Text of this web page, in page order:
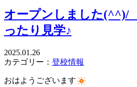
オープンしました(^^)/
ったり見学♪
2025.01.26
カテゴリー： 登校情報
おはようございます